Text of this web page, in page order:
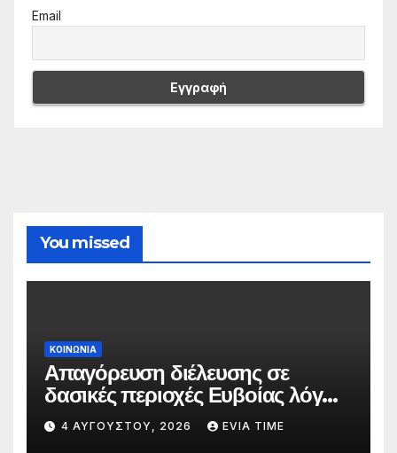
Email
You missed
ΚΟΙΝΩΝΙΑ
Απαγόρευση διέλευσης σε
δασικές περιοχές Ευβοίας λόγω
πολύ υψηλού κινδύνου
πυρκαγιάς
4 ΑΥΓΟΎΣΤΟΥ, 2026 EVIA TIME